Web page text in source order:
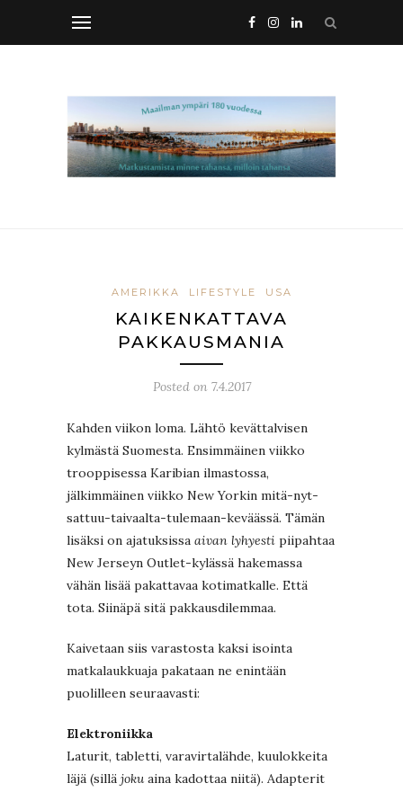
AMERIKKA LIFESTYLE USA
KAIKENKATTAVA
PAKKAUSMANIA
Posted on 7.4.2017
Kahden viikon loma. Lähtö kevättalvisen
kylmästä Suomesta. Ensimmäinen viikko
trooppisessa Karibian ilmastossa,
jälkimmäinen viikko New Yorkin mitä-nyt-
sattuu-taivaalta-tulemaan-keväässä. Tämän
lisäksi on ajatuksissa aivan lyhyesti piipahtaa
New Jerseyn Outlet-kylässä hakemassa
vähän lisää pakattavaa kotimatkalle. Että
tota. Siinäpä sitä pakkausdilemmaa.
Kaivetaan siis varastosta kaksi isointa
matkalaukkuaja pakataan ne enintään
puolilleen seuraavasti:
Elektroniikka
Laturit, tabletti, varavirtalähde, kuulokkeita
läjä (sillä joku aina kadottaa niitä). Adapterit